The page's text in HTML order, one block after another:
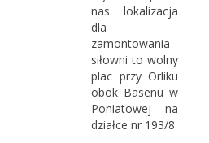
nas lokalizacja
dla
zamontowania
siłowni to wolny
plac przy Orliku
obok Basenu w
Poniatowej na
działce nr 193/8